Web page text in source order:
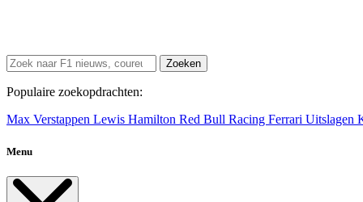
Zoeken
Populaire zoekopdrachten:
Max Verstappen Lewis Hamilton Red Bull Racing Ferrari Uitslagen
Menu